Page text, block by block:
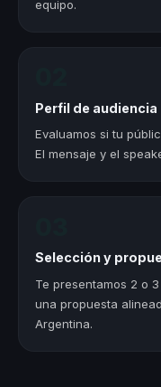
equipo.
Perfil de audiencia
Evaluamos si tu
El mensaje y el
Selección y
Te presentamos 2 o
una propuesta
Argentina.